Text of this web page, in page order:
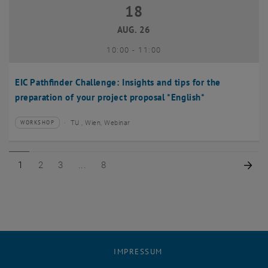
EIC Pathfinder Challenge: Insights and tips for the
preparation of your project proposal *English*
18 August 2026
18
AUG. 26
10:00- bis
11:00
Veranstaltungstyp:
WORKSHOP
Veranstaltungsort:TU , Wien, Webinar
Seite 1 von 8
1 Seite 2 von 8
2 Seite 3 von 8
3 Seite 8 von 8
8
IMPRESSUM